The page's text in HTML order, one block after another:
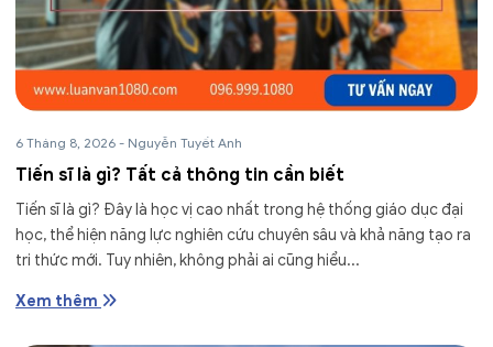
6 Tháng 8, 2026 - Nguyễn Tuyết Anh
Tiến sĩ là gì? Tất cả thông tin cần biết
Tiến sĩ là gì? Đây là học vị cao nhất trong hệ thống giáo dục đại
học, thể hiện năng lực nghiên cứu chuyên sâu và khả năng tạo ra
tri thức mới. Tuy nhiên, không phải ai cũng hiểu...
Xem thêm